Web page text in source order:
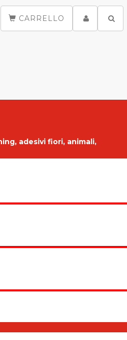
CARRELLO
adesivi fiori, animali,